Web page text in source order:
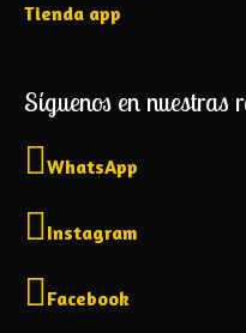
Tienda app
Síguenos en nuestras
WhatsApp
Instagram
Facebook